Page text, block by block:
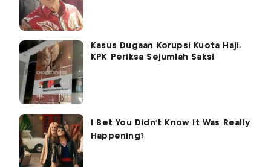
Kasus Dugaan Korupsi Kuota Haji,
KPK Periksa Sejumlah Saksi